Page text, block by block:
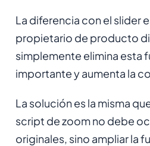
La diferencia con el slider
propietario de producto
simplemente elimina esta
importante y aumenta la
La solución es la misma
script de zoom no debe
originales, sino ampliar la